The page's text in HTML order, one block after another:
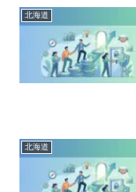
北海道
北海道